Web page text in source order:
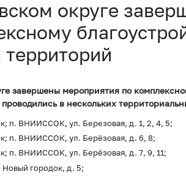
округе
завершены мероприятия по
в нескольких
п. ВНИИССОК, ул. Березовая, д. 1, 2, 4, 5;
п. ВНИИССОК, ул. Берёзовая, д. 6, 8;
п. ВНИИССОК, ул. Берёзовая, д. 7, 9, 11;
городок, д. 5;